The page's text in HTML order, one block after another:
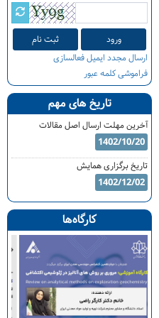
ثبت نام
ارسال مجدد ایمیل فعالسازی
فراموشی کلمه عبور
تاریخ های مهم
آخرین مهلت ارسال اصل مقالات
1402/10/20
تاریخ برگزاری همایش
1402/12/02
کارگاه‌ها